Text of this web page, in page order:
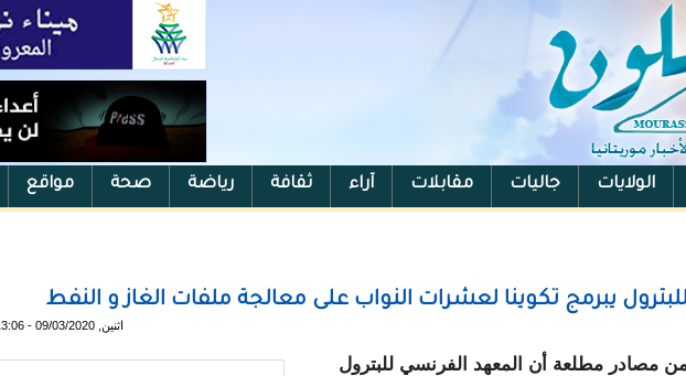
الولايات جاليات مقابلات آراء ثقافة رياضة صحة مواقع
يبرمج تكوينا لعشرات النواب على معالجة ملفات الغاز و النفط
اثنين, 09/03/2020 - 13:06
مطلعة أن المعهد الفرنسي للبترول